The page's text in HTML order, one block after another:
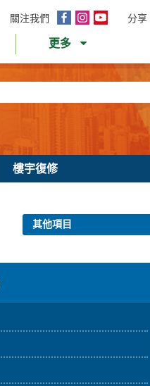
關注我們
面
InstagramYouTube分享
更多
樓宇復修
其他項目